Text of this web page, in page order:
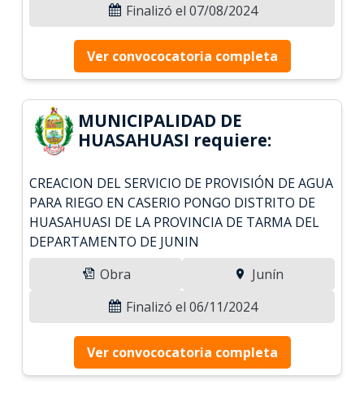
Finalizó el 07/08/2024
Ver convococatoria completa
MUNICIPALIDAD DE
HUASAHUASI requiere:
CREACION DEL SERVICIO DE PROVISIÓN DE AGUA
PARA RIEGO EN CASERIO PONGO DISTRITO DE
HUASAHUASI DE LA PROVINCIA DE TARMA DEL
DEPARTAMENTO DE JUNIN
Obra
Junín
Finalizó el 06/11/2024
Ver convococatoria completa